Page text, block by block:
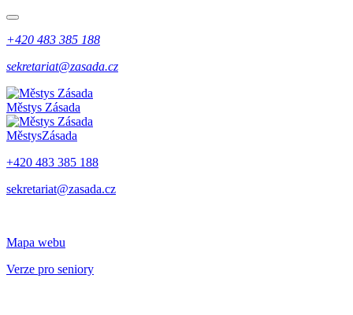
+420 483 385 188
sekretariat@zasada.cz
Městys Zásada
MěstysZásada
+420 483 385 188
sekretariat@zasada.cz
Mapa webu
Verze pro seniory